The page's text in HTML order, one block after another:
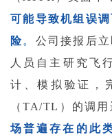
可能导致机组误
险。 公司接报后
人员自主研究飞
计、模拟验证，
（TA/TL）的调用
场普遍存在的此